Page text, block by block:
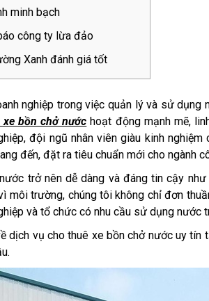
minh bạch
công ty lừa đảo
Xanh đánh giá tốt
nghiệp trong việc quản lý và sử dụng
xe bồn chở nước hoạt động mạnh mẽ,
đội ngũ nhân viên giàu kinh
đến, đặt ra tiêu chuẩn mới cho ngành
trở nên dễ dàng và đáng tin cậy
môi trường, chúng tôi không chỉ đơn
và tổ chức có nhu cầu sử dụng nước
dịch vụ cho thuê xe bồn chở nước uy